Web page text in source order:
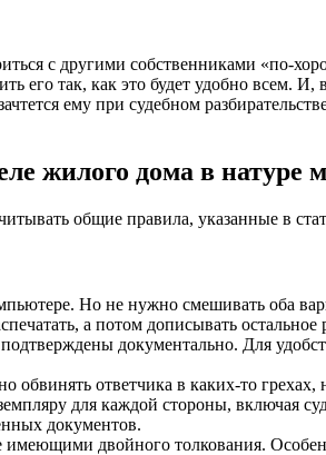
с другими собственниками «по-
его так, как это будет удобно всем.
ему при судебном
жилого дома в натуре
общие правила, указанные в
Но не нужно смешивать оба
а потом дописывать остальное
документально. Для
ответчика в каких-то грехах,
для каждой стороны, включая
документов.
двойного толкования.